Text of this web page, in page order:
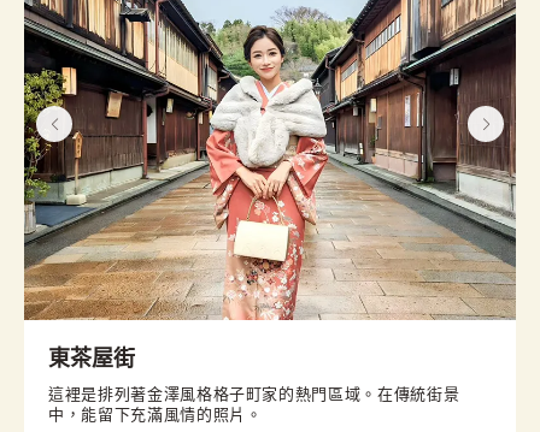
東茶屋街
這裡是排列著金澤風格格子町家的熱門區域。在傳統街景
中，能留下充滿風情的照片。